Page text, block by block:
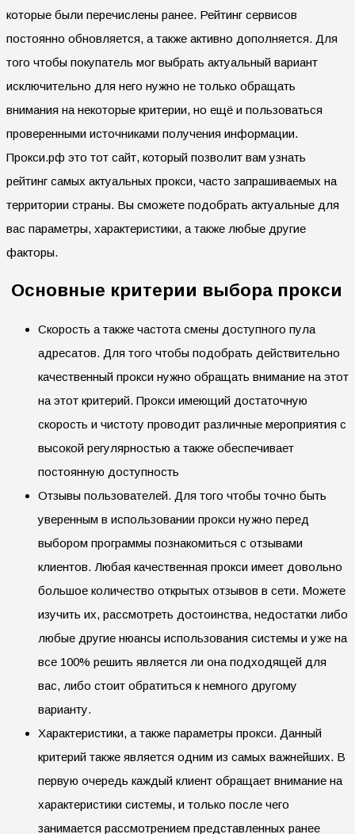
которые были перечислены ранее. Рейтинг сервисов
постоянно обновляется, а также активно дополняется. Для
того чтобы покупатель мог выбрать актуальный вариант
исключительно для него нужно не только обращать
внимания на некоторые критерии, но ещё и пользоваться
проверенными источниками получения информации.
Прокси.рф это тот сайт, который позволит вам узнать
рейтинг самых актуальных прокси, часто запрашиваемых на
территории страны. Вы сможете подобрать актуальные для
вас параметры, характеристики, а также любые другие
факторы.
Основные критерии выбора прокси
Скорость а также частота смены доступного пула
адресатов. Для того чтобы подобрать действительно
качественный прокси нужно обращать внимание на этот
на этот критерий. Прокси имеющий достаточную
скорость и чистоту проводит различные мероприятия с
высокой регулярностью а также обеспечивает
постоянную доступность
Отзывы пользователей. Для того чтобы точно быть
уверенным в использовании прокси нужно перед
выбором программы познакомиться с отзывами
клиентов. Любая качественная прокси имеет довольно
большое количество открытых отзывов в сети. Можете
изучить их, рассмотреть достоинства, недостатки либо
любые другие нюансы использования системы и уже на
все 100% решить является ли она подходящей для
вас, либо стоит обратиться к немного другому
варианту.
Характеристики, а также параметры прокси. Данный
критерий также является одним из самых важнейших. В
первую очередь каждый клиент обращает внимание на
характеристики системы, и только после чего
занимается рассмотрением представленных ранее